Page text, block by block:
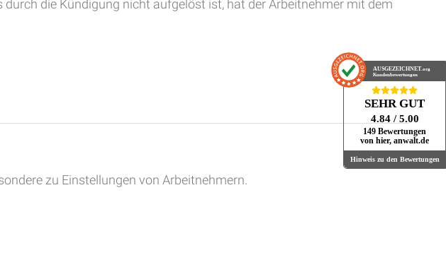
die Kündigung nicht aufgelöst ist, hat der Arbeitnehmer mit dem
zu Einstellungen von Arbeitnehmern.
AUSGEZEICHNET .org
Kundenbewertungen
SEHR GUT
4.84 / 5.00
149 Bewertungen
von hier, anwalt.de
Hinweis zu den Bewertungen